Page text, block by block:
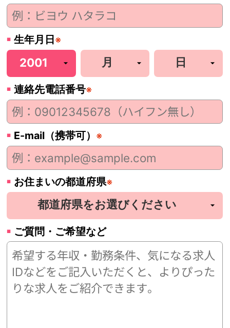
生年月日 ※
連絡先電話番号※
E-mail（携帯可） ※
お住まいの都道府県※
ご質問・ご希望など